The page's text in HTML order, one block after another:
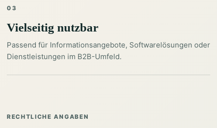
03
Vielseitig nutzbar
Passend für Informationsangebote, Softwarelösungen oder
Dienstleistungen im B2B-Umfeld.
RECHTLICHE ANGABEN